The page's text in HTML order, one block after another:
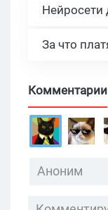
Комментарии